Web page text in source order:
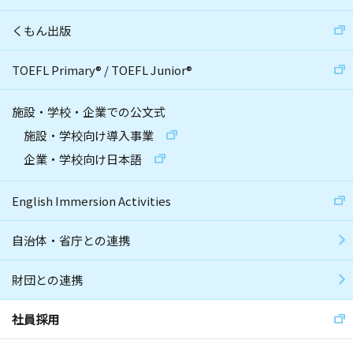
くもん出版
TOEFL Primary® /TOEFL Junior®
施設・学校・企業での公文式
施設・学校向け導入事業
企業・学校向け日本語
English Immersion Activities
自治体・省庁との連携
財団との連携
社員採用